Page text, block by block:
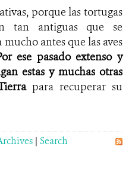
porque las tortugas
tan antiguas que se
antes que las aves
ese pasado extenso y
estas y muchas otras
para recuperar su
| Search